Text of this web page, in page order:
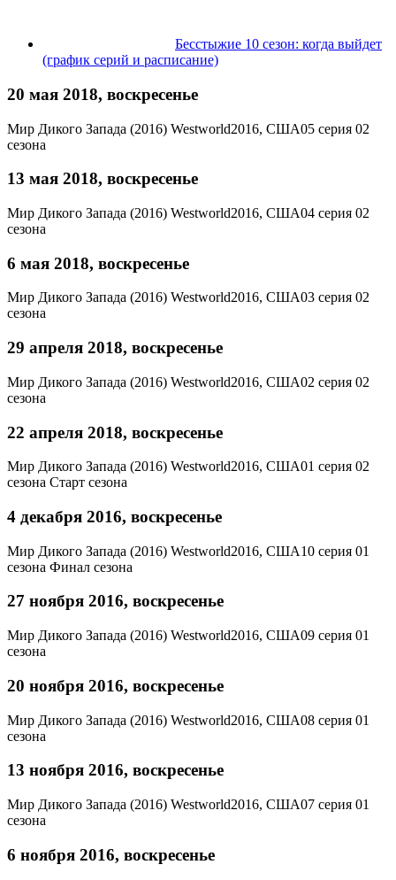
Бесстыжие 10 сезон: когда выйдет
(график серий и расписание)
20 мая 2018, воскресенье
Мир Дикого Запада (2016) Westworld2016, США05 серия 02
сезона
13 мая 2018, воскресенье
Мир Дикого Запада (2016) Westworld2016, США04 серия 02
сезона
6 мая 2018, воскресенье
Мир Дикого Запада (2016) Westworld2016, США03 серия 02
сезона
29 апреля 2018, воскресенье
Мир Дикого Запада (2016) Westworld2016, США02 серия 02
сезона
22 апреля 2018, воскресенье
Мир Дикого Запада (2016) Westworld2016, США01 серия 02
сезона Старт сезона
4 декабря 2016, воскресенье
Мир Дикого Запада (2016) Westworld2016, США10 серия 01
сезона Финал сезона
27 ноября 2016, воскресенье
Мир Дикого Запада (2016) Westworld2016, США09 серия 01
сезона
20 ноября 2016, воскресенье
Мир Дикого Запада (2016) Westworld2016, США08 серия 01
сезона
13 ноября 2016, воскресенье
Мир Дикого Запада (2016) Westworld2016, США07 серия 01
сезона
6 ноября 2016, воскресенье